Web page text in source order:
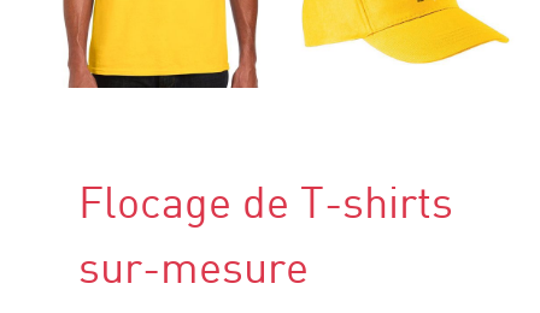
Flocage de T-shirts
sur-mesure